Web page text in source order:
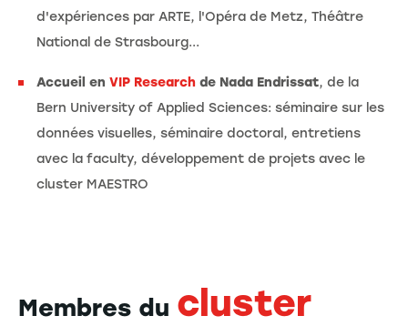
d'expériences par ARTE, l'Opéra de Metz, Théâtre
National de Strasbourg...
Accueil en VIP Research de Nada Endrissat, de la
Bern University of Applied Sciences: séminaire sur les
données visuelles, séminaire doctoral, entretiens
avec la faculty, développement de projets avec le
cluster MAESTRO
Membres du cluster